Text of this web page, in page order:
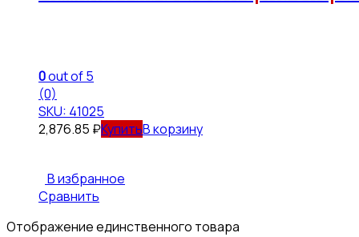
0out of 5
(0)
SKU: 41025
2,876.85 ₽ В корзину
В избранное
Сравнить
Отображение единственного товара